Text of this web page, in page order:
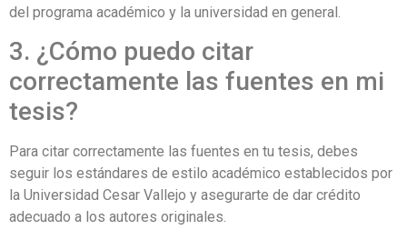
del programa académico y la universidad en general.
3. ¿Cómo puedo citar
correctamente las fuentes en mi
tesis?
Para citar correctamente las fuentes en tu tesis, debes
seguir los estándares de estilo académico establecidos por
la Universidad Cesar Vallejo y asegurarte de dar crédito
adecuado a los autores originales.